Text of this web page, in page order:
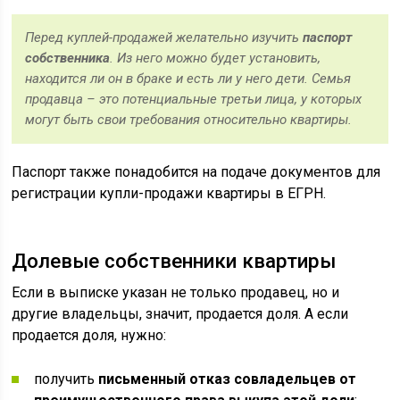
Перед куплей-продажей желательно изучитьпаспорт
собственника. Из него можно будет установить,
находится ли он в браке и есть ли у него дети. Семья
продавца – это потенциальные третьи лица, у которых
могут быть свои требования относительно квартиры.
Паспорт также понадобится на подаче документов для
регистрации купли-продажи квартиры в ЕГРН.
Долевые собственники квартиры
Если в выписке указан не только продавец, но и
другие владельцы, значит, продается доля. А если
продается доля, нужно:
получить письменный отказ совладельцев от